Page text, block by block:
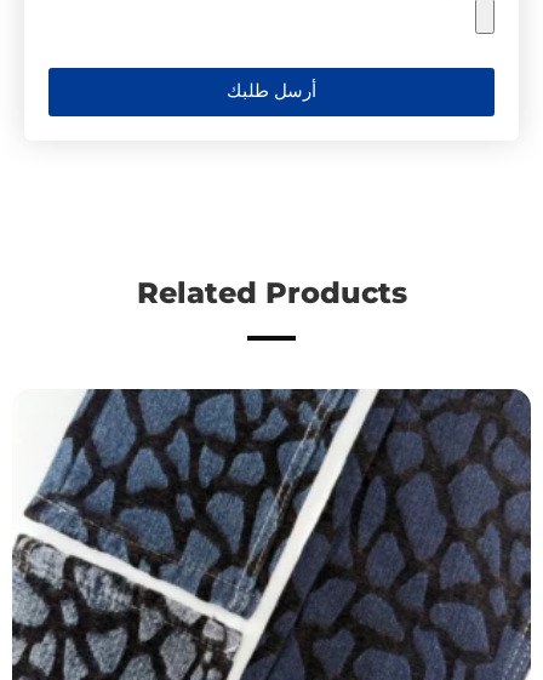
أرسل طلبك
Related Products